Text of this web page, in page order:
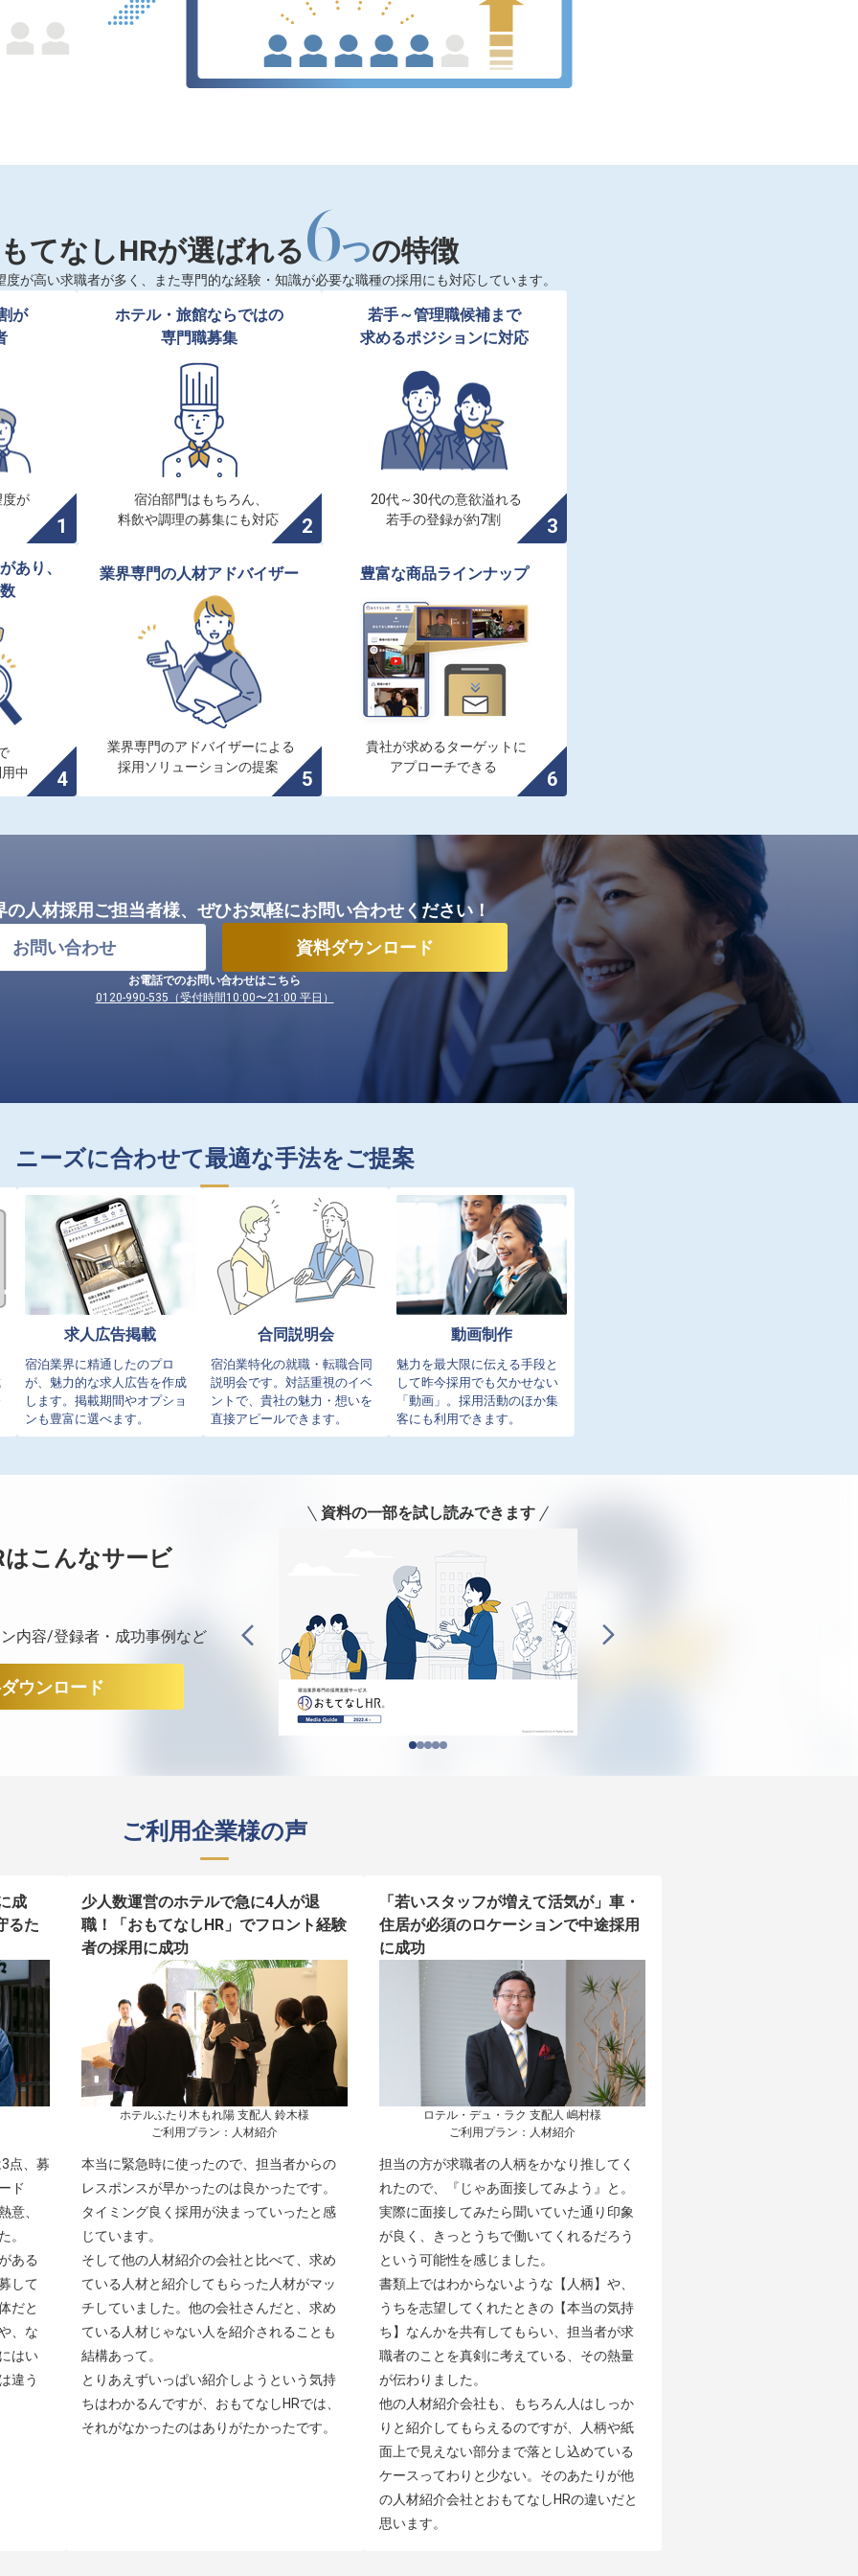
てなしHRが選ばれる6つの特徴
が高い求職者が多く、また専門的な経験・知識が必要な職種の採用にも対応しています。
が
が
ホテル・旅館ならではの
専門職募集
宿泊部門はもちろん、
料飲や調理の募集にも対応
若手～管理職候補まで
求めるポジションに対応
20代～30代の意欲溢れる
若手の登録が約7割
あり、
中
業界専門の人材アドバイザー
業界専門のアドバイザーによる
採用ソリューションの提案
豊富な商品ラインナップ
貴社が求めるターゲットに
アプローチできる
の人材採用ご担当者様、 ぜひお気軽にお問い合わせください！
お問い合わせ
資料ダウンロード
お電話でのお問い合わせはこちら
0120-990-535（受付時間10:00〜21:00 平日）
ニーズに合わせて最適な手法をご提案
求人広告掲載
宿泊業界に精通したのプロ
が、魅力的な求人広告を作成
します。掲載期間やオプショ
ンも豊富に選べます。
合同説明会
宿泊業特化の就職・転職合同
説明会です。対話重視のイベ
ントで、貴社の魅力・想いを
直接アピールできます。
動画制作
魅力を最大限に伝える手段と
して昨今採用でも欠かせない
「動画」。採用活動のほか集
客にも利用できます。
はこんなサービ
内容/登録者・成功事例など
資料の一部を試し読みできます
ウンロード
ご利用企業様の声
成
るた
点、募
ド
意、
。
ある
して
だと
、な
はい
違う
少人数運営のホテルで急に4人が退
職！「おもてなしHR」でフロント経験
者の採用に成功
ホテルふたり木もれ陽 支配人 鈴木様
ご利用プラン：人材紹介
本当に緊急時に使ったので、担当者からの
レスポンスが早かったのは良かったです。
タイミング良く採用が決まっていったと感
じています。
そして他の人材紹介の会社と比べて、求め
ている人材と紹介してもらった人材がマッ
チしていました。他の会社さんだと、求め
ている人材じゃない人を紹介されることも
結構あって。
とりあえずいっぱい紹介しようという気持
ちはわかるんですが、おもてなしHRでは、
それがなかったのはありがたかったです。
「若いスタッフが増えて活気が」車・
住居が必須のロケーションで中途採用
に成功
ロテル・デュ・ラク 支配人 嶋村様
ご利用プラン：人材紹介
担当の方が求職者の人柄をかなり推してく
れたので、『じゃあ面接してみよう』と。
実際に面接してみたら聞いていた通り印象
が良く、きっとうちで働いてくれるだろう
という可能性を感じました。
書類上ではわからないような【人柄】や、
うちを志望してくれたときの【本当の気持
ち】なんかを共有してもらい、担当者が求
職者のことを真剣に考えている、その熱量
が伝わりました。
他の人材紹介会社も、もちろん人はしっか
りと紹介してもらえるのですが、人柄や紙
面上で見えない部分まで落とし込めている
ケースってわりと少ない。そのあたりが他
の人材紹介会社とおもてなしHRの違いだと
思います。